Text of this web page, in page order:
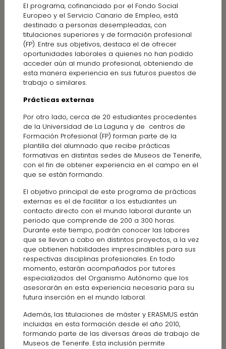
El programa, cofinanciado por el Fondo Social
Europeo y el Servicio Canario de Empleo, está
destinado a personas desempleadas, con
titulaciones superiores y de formación profesional
(FP). Entre sus objetivos, destaca el de ofrecer
oportunidades laborales a quienes no han podido
acceder aún al mundo profesional, obteniendo de
esta manera experiencia en sus futuros puestos de
trabajo o similares.
Prácticas externas
Por otro lado, cerca de 20 estudiantes procedentes
de la Universidad de La Laguna y de centros de
Formación Profesional (FP) forman parte de la
plantilla del alumnado que recibe prácticas
formativas en distintas sedes de Museos de Tenerife,
con el fin de obtener experiencia en el campo en el
que se están formando.
El objetivo principal de este programa de prácticas
externas es el de facilitar a los estudiantes un
contacto directo con el mundo laboral durante un
periodo que comprende de 200 a 300 horas.
Durante este tiempo, podrán conocer las labores
que se llevan a cabo en distintos proyectos, a la vez
que obtienen habilidades imprescindibles para sus
respectivas disciplinas profesionales. En todo
momento, estarán acompañados por tutores
especializados del Organismo Autónomo que los
asesorarán en esta experiencia necesaria para su
futura inserción en el mundo laboral.
Además, las titulaciones de máster y ERASMUS están
incluidas en esta formación desde el año 2010,
formando parte de las diversas áreas de trabajo de
Museos de Tenerife. Esta inclusión permite